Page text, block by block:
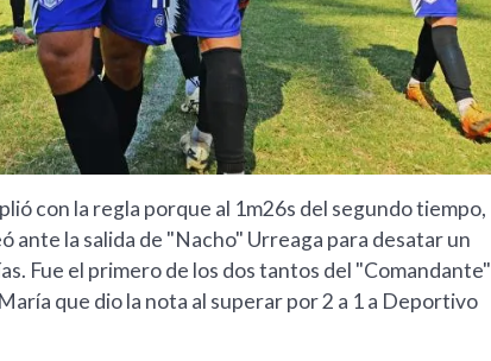
con la regla porque al 1m26s del segundo tiempo,
ante la salida de "Nacho" Urreaga para desatar un
Fue el primero de los dos tantos del "Comandante"
que dio la nota al superar por 2 a 1 a Deportivo